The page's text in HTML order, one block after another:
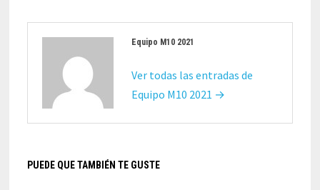
Equipo M10 2021
Ver todas las entradas de
Equipo M10 2021 →
PUEDE QUE TAMBIÉN TE GUSTE